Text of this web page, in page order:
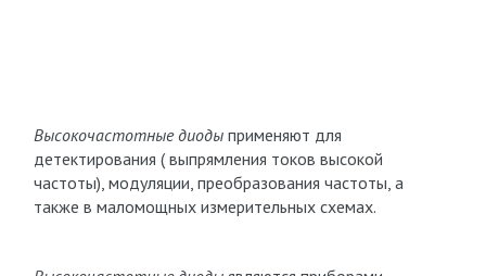
Высокочастотные диодыприменяют для
детектирования ( выпрямления токов высокой
частоты), модуляции, преобразования частоты, а
также в маломощных измерительных схемах.